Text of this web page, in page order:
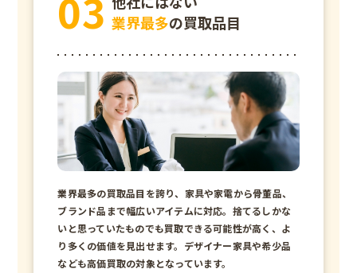
業界最多の買取品目
業界最多の買取品目を誇り、家具や家電から骨董品、
ブランド品まで幅広いアイテムに対応。捨てるしかな
いと思っていたものでも買取できる可能性が高く、よ
り多くの価値を見出せます。デザイナー家具や希少品
なども高価買取の対象となっています。